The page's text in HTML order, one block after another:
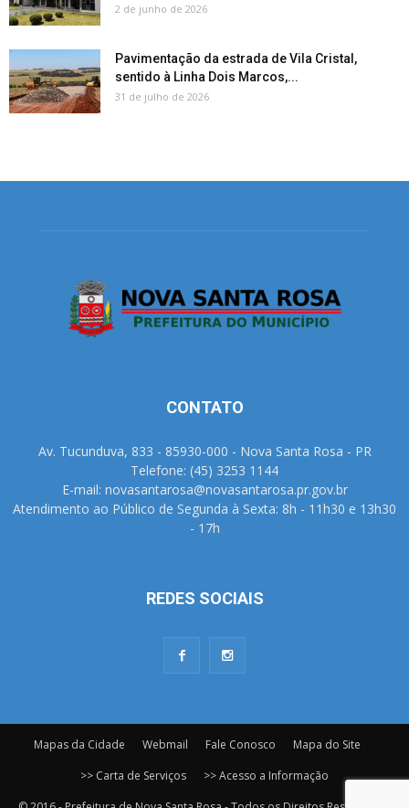
2 de junho de 2026
Pavimentação da estrada de Vila Cristal,
sentido à Linha Dois Marcos,...
31 de julho de 2026
CONTATO
Av. Tucunduva, 833 - 85930-000 - Nova Santa Rosa - PR
Telefone: (45) 3253 1144
E-mail: novasantarosa@novasantarosa.pr.gov.br
Atendimento ao Público de Segunda à Sexta: 8h - 11h30 e 13h30
- 17h
REDES SOCIAIS
Mapas da Cidade Webmail Fale Conosco
Mapa do Site
>> Carta de Serviços
>> Acesso a Informação